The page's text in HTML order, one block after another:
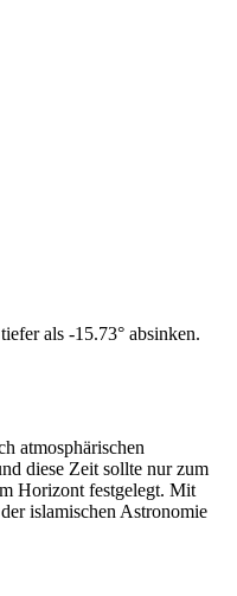
als -15.73° absinken.
atmosphärischen
diese Zeit sollte nur zum
Horizont festgelegt. Mit
islamischen Astronomie